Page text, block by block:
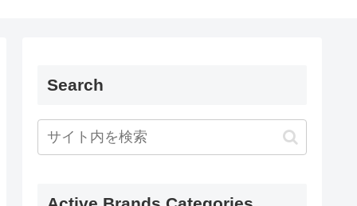
Search